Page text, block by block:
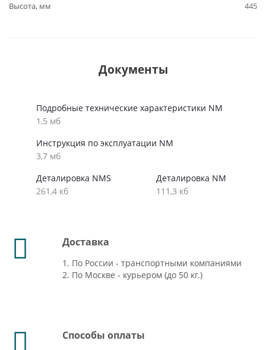
Высота, мм
445
Документы
Подробные технические характеристики NM
1,5 мб
Инструкция по эксплуатации NM
3,7 мб
Деталировка NMS
261,4 кб
Деталировка NM
111,3 кб
Доставка
1. По России - транспортными компаниями
2. По Москве - курьером (до 50 кг.)
Способы оплаты